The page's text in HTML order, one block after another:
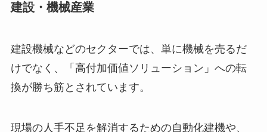
建設・機械産業
建設機械などのセクターでは、単に機械を売るだ
けでなく、「高付加価値ソリューション」への転
換が勝ち筋とされています。
現場の人手不足を解消するための自動化建機や、